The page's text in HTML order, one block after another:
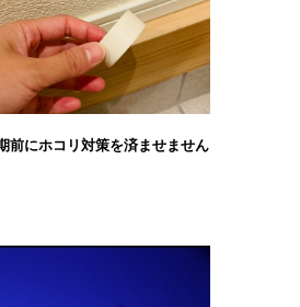
前にホコリ対策を済ませません